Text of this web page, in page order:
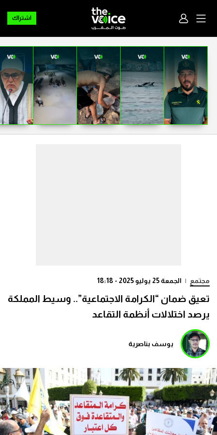
اشتراك
مجتمع | الجمعة 25 يوليو 2025 - 18:18
تعيق ضمان “الكرامة الاجتماعية”.. وسيط المملكة
يرصد اختلالات أنظمة التقاعد
يوسف بناصرية